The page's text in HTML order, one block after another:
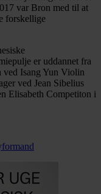
var Bron med til at
forskellige
er uddannet fra
ved Isang Yun Violin
ved Jean Sibelius
Elisabeth Competiton i